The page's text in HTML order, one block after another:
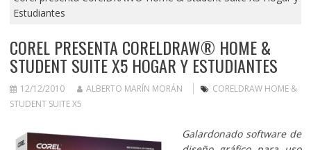
Estudiantes
COREL PRESENTA CORELDRAW® HOME &
STUDENT SUITE X5 HOGAR Y ESTUDIANTES
12/12/2010 ALBERTO MARÍN MORÁN
CORELDRAW HOME &
STUDENT SUITE X5
Galardonado software de